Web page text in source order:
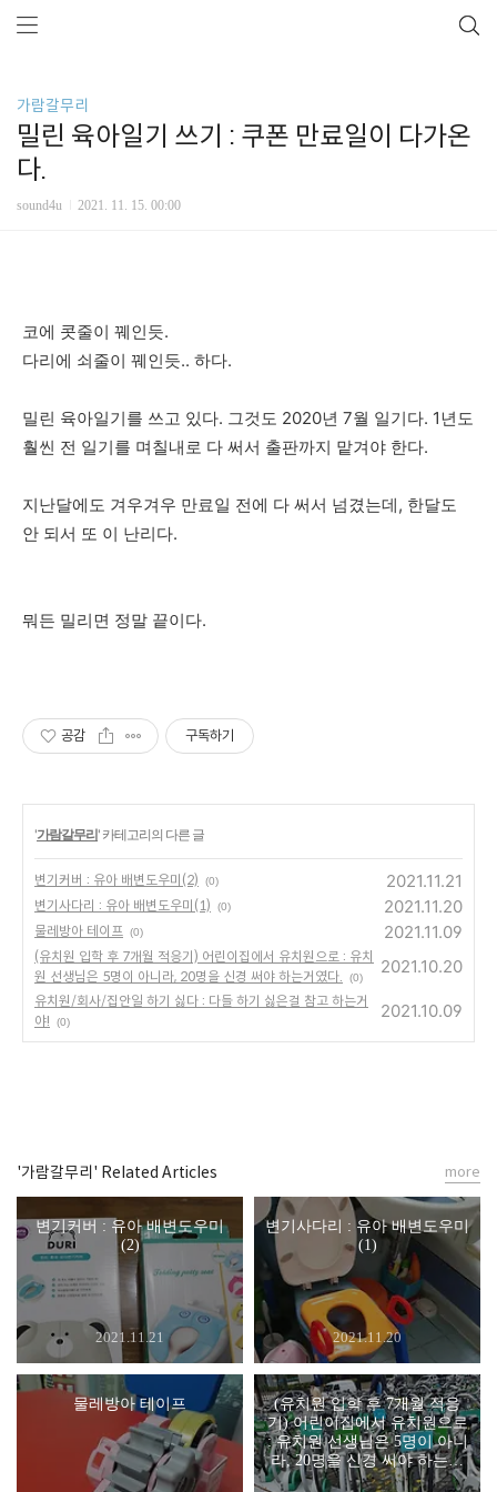
가람갈무리
밀린 육아일기 쓰기 : 쿠폰 만료일이 다가온
다.
sound4u 2021. 11. 15. 00:00
코에 콧줄이 꿰인듯.
다리에 쇠줄이 꿰인듯.. 하다.
밀린 육아일기를 쓰고 있다. 그것도 2020년 7월 일기다. 1년도
훨씬 전 일기를 며칠내로 다 써서 출판까지 맡겨야 한다.
지난달에도 겨우겨우 만료일 전에 다 써서 넘겼는데, 한달도
안 되서 또 이 난리다.
뭐든 밀리면 정말 끝이다.
공감 구독하기
'가람갈무리' 카테고리의 다른 글
변기커버 : 유아 배변도우미(2) (0) 2021.11.21
변기사다리 : 유아 배변도우미(1) (0) 2021.11.20
물레방아 테이프 (0) 2021.11.09
(유치원 입학 후 7개월 적응기) 어린이집에서 유치원으로 : 유치
원 선생님은 5명이 아니라, 20명을 신경 써야 하는거였다.
(0)
2021.10.20
유치원/회사/집안일 하기 싫다 : 다들 하기 싫은걸 참고 하는거
야!
(0)
2021.10.09
'가람갈무리' Related Articles
변기커버 : 유아 배변도우미
(2)
2021.11.21
변기사다리 : 유아 배변도우미
(1)
2021.11.20
물레방아 테이프
(유치원 입학 후 7개월 적응
기) 어린이집에서 유치원으로
: 유치원 선생님은 5명이 아니
라, 20명을 신경 써야 하는거
였다.
more